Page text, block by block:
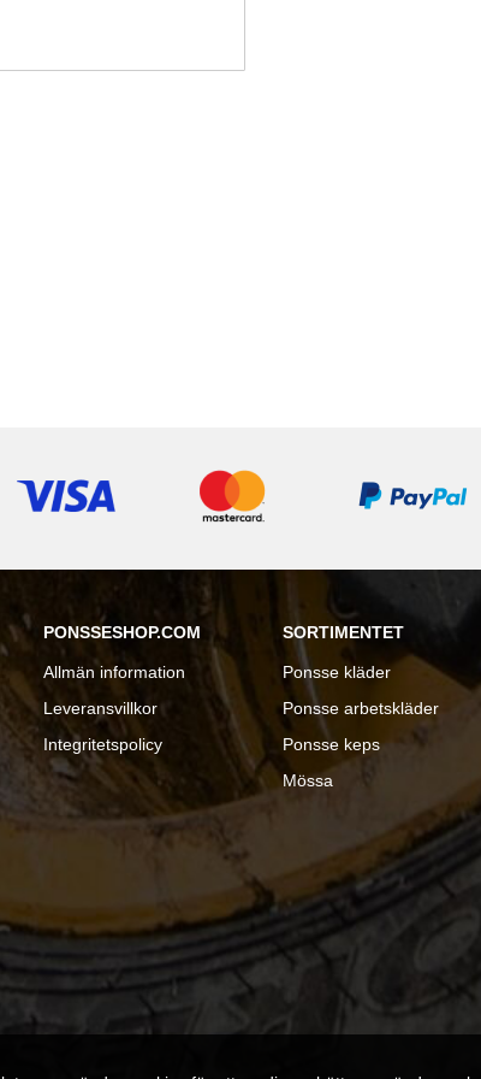
PONSSESHOP.COM
Allmän information
Leveransvillkor
Integritetspolicy
SORTIMENTET
Ponsse kläder
Ponsse arbetskläder
Ponsse keps
Mössa